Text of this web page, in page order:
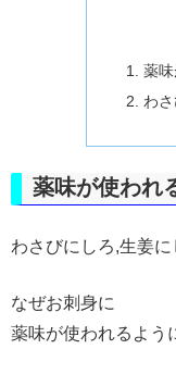
薬
わ
薬味が使われ
わさびにしろ,生姜に
なぜお刺身に
薬味が使われるよう